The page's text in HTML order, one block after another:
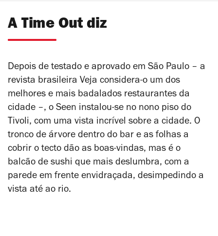
A Time Out diz
Depois de testado e aprovado em São Paulo – a
revista brasileira Veja considera-o um dos
melhores e mais badalados restaurantes da
cidade –, o Seen instalou-se no nono piso do
Tivoli, com uma vista incrível sobre a cidade. O
tronco de árvore dentro do bar e as folhas a
cobrir o tecto dão as boas-vindas, mas é o
balcão de sushi que mais deslumbra, com a
parede em frente envidraçada, desimpedindo a
vista até ao rio.